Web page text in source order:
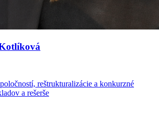
reštrukturalizácie a konkurzné
a rešerše